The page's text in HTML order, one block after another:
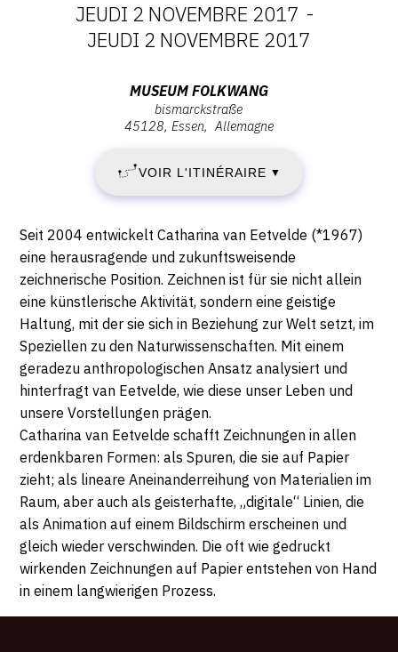
PINTEREST
DATES
:
JEUDI
2
NOVEMBRE
2017
-
JEUDI
2
NOVEMBRE
2017
JEUDI 2 NOVEMBRE 2017 -
JEUDI 2 NOVEMBRE 2017
Bismarckstraße,
Essen
MUSEUM FOLKWANG
bismarckstraße
45128 Essen Allemagne
VOIR L'ITINÉRAIRE ▼
Description,
horaires...
Seit 2004 entwickelt Catharina van Eetvelde (*1967)
eine herausragende und zukunftsweisende
zeichnerische Position. Zeichnen ist für sie nicht allein
eine künstlerische Aktivität, sondern eine geistige
Haltung, mit der sie sich in Beziehung zur Welt setzt, im
Speziellen zu den Naturwissenschaften. Mit einem
geradezu anthropologischen Ansatz analysiert und
hinterfragt van Eetvelde, wie diese unser Leben und
unsere Vorstellungen prägen.
Catharina van Eetvelde schafft Zeichnungen in allen
erdenkbaren Formen: als Spuren, die sie auf Papier
zieht; als lineare Aneinanderreihung von Materialien im
Raum, aber auch als geisterhafte, „digitale“ Linien, die
als Animation auf einem Bildschirm erscheinen und
gleich wieder verschwinden. Die oft wie gedruckt
wirkenden Zeichnungen auf Papier entstehen von Hand
in einem langwierigen Prozess.